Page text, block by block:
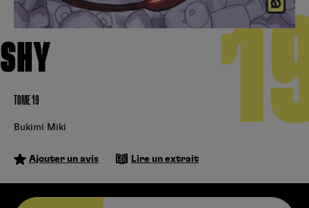
SHY
TOME 19
Bukimi Miki
Ajouter un avis Lire un extrait